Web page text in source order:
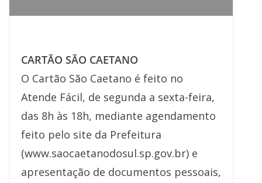
CARTÃO SÃO CAETANO
O Cartão São Caetano é feito no
Atende Fácil, de segunda a sexta-feira,
das 8h às 18h, mediante agendamento
feito pelo site da Prefeitura
(www.saocaetanodosul.sp.gov.br) e
apresentação de documentos pessoais,